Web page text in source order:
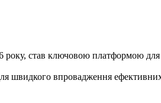
став ключовою платформою для
швидкого впровадження ефективних